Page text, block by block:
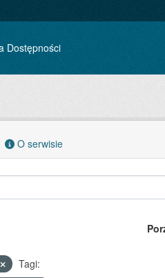
Dostępności
O serwisie
Tagi: